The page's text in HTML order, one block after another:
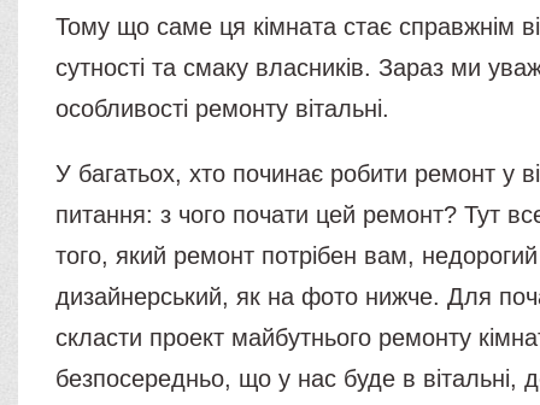
Тому що саме ця кімната стає справжнім
сутності та смаку власників. Зараз ми
особливості ремонту вітальні.
У багатьох, хто починає робити ремонт у
питання: з чого почати цей ремонт? Тут
того, який ремонт потрібен вам,
дизайнерський, як на фото нижче. Для
скласти проект майбутнього ремонту
безпосередньо, що у нас буде в вітальні,